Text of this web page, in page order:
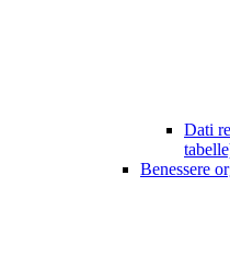
Dati
Benessere